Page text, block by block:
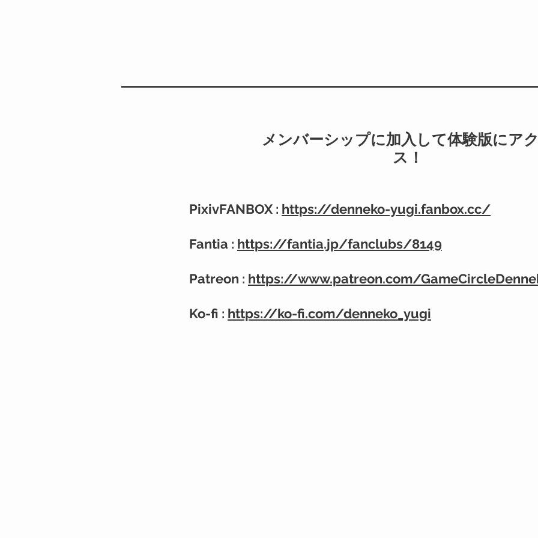
メンバーシップに加入して体験版にア
ス！
PixivFANBOX : https://denneko-yugi.fanbox.cc/
Fantia : https://fantia.jp/fanclubs/8149
Patreon : https://www.patreon.com/
Ko-fi : https://ko-fi.com/denneko_yugi